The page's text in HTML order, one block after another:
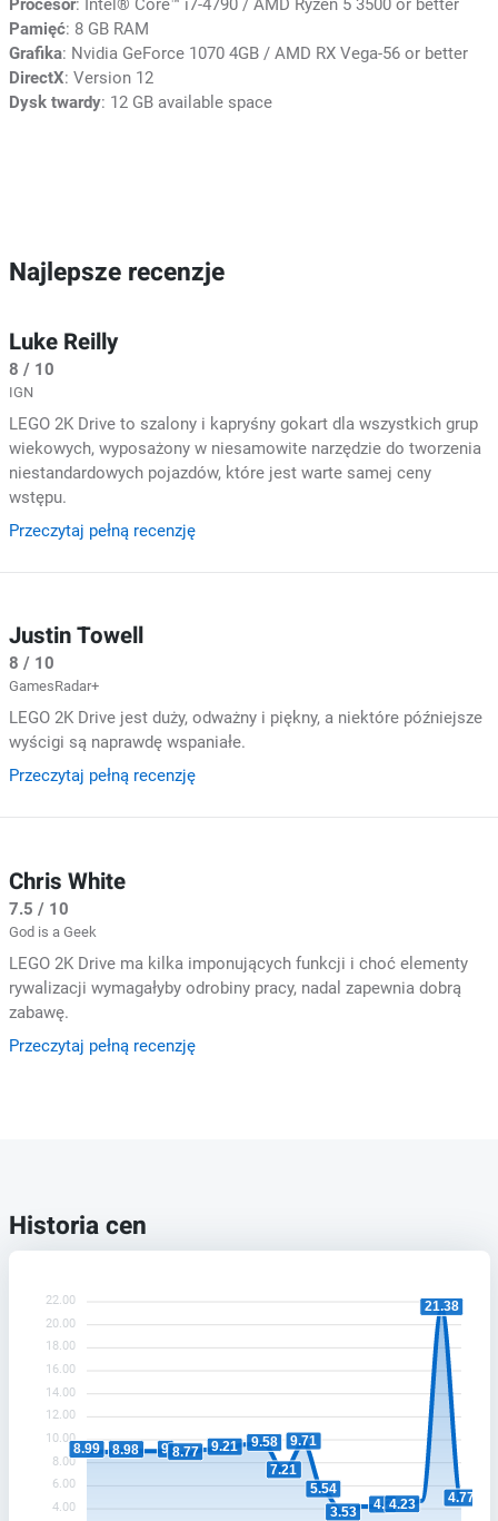
Pamięć: 8 GB RAM
Grafika: Nvidia GeForce 1070 4GB / AMD RX Vega-56 or better
DirectX: Version 12
Dysk twardy: 12 GB available space
Najlepsze recenzje
Luke Reilly
8 / 10
IGN
LEGO 2K Drive to szalony i kapryśny gokart dla wszystkich grup
wiekowych, wyposażony w niesamowite narzędzie do tworzenia
niestandardowych pojazdów, które jest warte samej ceny
wstępu.
Przeczytaj pełną recenzję
Justin Towell
8 / 10
GamesRadar+
LEGO 2K Drive jest duży, odważny i piękny, a niektóre późniejsze
wyścigi są naprawdę wspaniałe.
Przeczytaj pełną recenzję
Chris White
7.5 / 10
God is a Geek
LEGO 2K Drive ma kilka imponujących funkcji i choć elementy
rywalizacji wymagałyby odrobiny pracy, nadal zapewnia dobrą
zabawę.
Przeczytaj pełną recenzję
Historia cen
22.00
20.00
18.00
16.00
14.00
12.00
10.00
8.00
6.00
4.00
8.99 8.98 9 8.77 9.21
9.58
7.21
9.71
5.54
3.53
4.24.23
21.38
4.77